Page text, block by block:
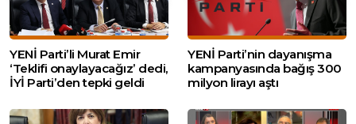
YENİ Parti’li Murat Emir
‘Teklifi onaylayacağız’ dedi,
İYİ Parti’den tepki geldi
YENİ Parti’nin dayanışma
kampanyasında bağış 300
milyon lirayı aştı